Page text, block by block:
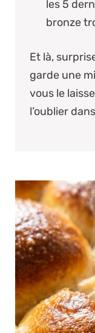
les 5
bronze
Et là,
garde une
vous le
l’oublier